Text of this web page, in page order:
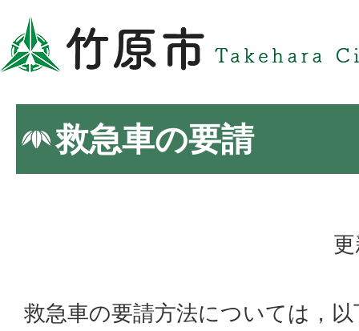
救急車の要請
救急車の要請方法については，